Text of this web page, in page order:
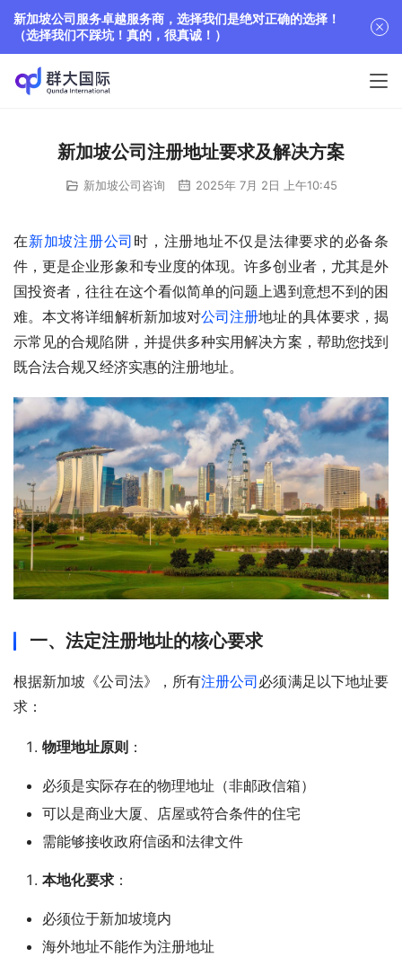
新加坡公司注册地址要求及解决方案
新加坡公司咨询 2025年 7月 2日 上午10:45
在新加坡注册公司 时，注册地址不仅是法律要求的必备条
件，更是企业形象和专业度的体现。许多创业者，尤其是外
国投资者，往往在这个看似简单的问题上遇到意想不到的困
难。本文将详细解析新加坡对公司注册地址的具体要求，揭
示常见的合规陷阱，并提供多种实用解决方案，帮助您找到
既合法合规又经济实惠的注册地址。
一、法定注册地址的核心要求
根据新加坡《公司法》，所有注册公司必须满足以下地址要
求：
物理地址原则 ：
必须是实际存在的物理地址（非邮政信箱）
可以是商业大厦、店屋或符合条件的住宅
需能够接收政府信函和法律文件
本地化要求 ：
必须位于新加坡境内
海外地址不能作为注册地址
新加坡公司服务卓越服务商，选择我们是绝对正确的选择！
（选择我们不踩坑！真的，很真诚！）